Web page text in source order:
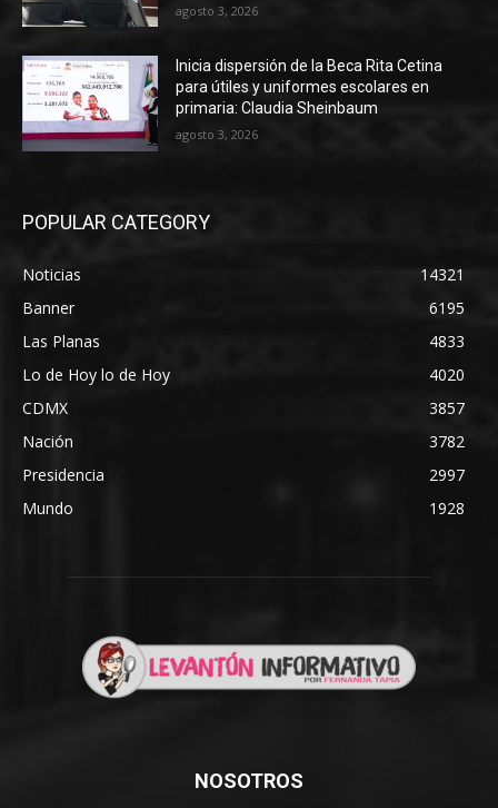
agosto 3, 2026
Inicia dispersión de la Beca Rita Cetina
para útiles y uniformes escolares en
primaria: Claudia Sheinbaum
agosto 3, 2026
POPULAR CATEGORY
Noticias
14321
Banner
6195
Las Planas
4833
Lo de Hoy lo de Hoy
4020
CDMX
3857
Nación
3782
Presidencia
2997
Mundo
1928
NOSOTROS